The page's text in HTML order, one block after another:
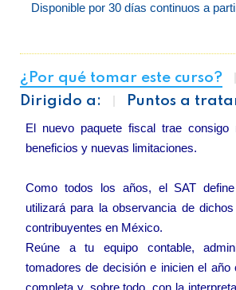
Disponible por 30 días continuos a
¿Por qué tomar este curso?
Dirigido a:
Puntos a
El nuevo paquete fiscal trae consigo
beneficios y nuevas limitaciones.
Como todos los años, el SAT
utilizará para la observancia de
contribuyentes en México.
Reúne a tu equipo contable,
tomadores de decisión e inicien el año
completa y, sobre todo, con la